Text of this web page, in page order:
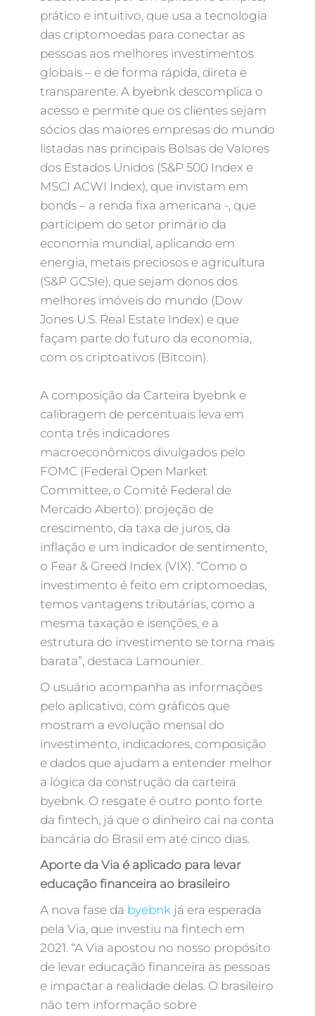
prático e intuitivo, que usa a tecnologia
das criptomoedas para conectar as
pessoas aos melhores investimentos
globais – e de forma rápida, direta e
transparente. A byebnk descomplica o
acesso e permite que os clientes sejam
sócios das maiores empresas do mundo
listadas nas principais Bolsas de Valores
dos Estados Unidos (S&P 500 Index e
MSCI ACWI Index), que invistam em
bonds – a renda fixa americana -, que
participem do setor primário da
economia mundial, aplicando em
energia, metais preciosos e agricultura
(S&P GCSIe), que sejam donos dos
melhores imóveis do mundo (Dow
Jones U.S. Real Estate Index) e que
façam parte do futuro da economia,
com os criptoativos (Bitcoin).
A composição da Carteira byebnk e
calibragem de percentuais leva em
conta três indicadores
macroeconômicos divulgados pelo
FOMC (Federal Open Market
Committee, o Comitê Federal de
Mercado Aberto): projeção de
crescimento, da taxa de juros, da
inflação e um indicador de sentimento,
o Fear & Greed Index (VIX). “Como o
investimento é feito em criptomoedas,
temos vantagens tributárias, como a
mesma taxação e isenções, e a
estrutura do investimento se torna mais
barata”, destaca Lamounier.
O usuário acompanha as informações
pelo aplicativo, com gráficos que
mostram a evolução mensal do
investimento, indicadores, composição
e dados que ajudam a entender melhor
a lógica da construção da carteira
byebnk. O resgate é outro ponto forte
da fintech, já que o dinheiro cai na conta
bancária do Brasil em até cinco dias.
Aporte da Via é aplicado para levar
educação financeira ao brasileiro
A nova fase da byebnkjá era esperada
pela Via, que investiu na fintech em
2021. “A Via apostou no nosso propósito
de levar educação financeira às pessoas
e impactar a realidade delas. O brasileiro
não tem informação sobre